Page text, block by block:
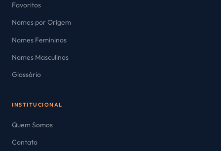
Favoritos
Nomes por Origem
Nomes Femininos
Nomes Masculinos
Glossário
INSTITUCIONAL
Quem Somos
Contato